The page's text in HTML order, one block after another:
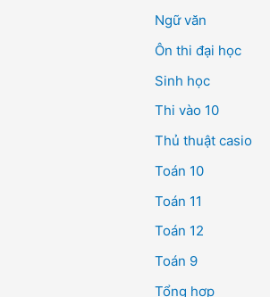
Ngữ văn
Ôn thi đại học
Sinh học
Thi vào 10
Thủ thuật casio
Toán 10
Toán 11
Toán 12
Toán 9
Tổng hợp